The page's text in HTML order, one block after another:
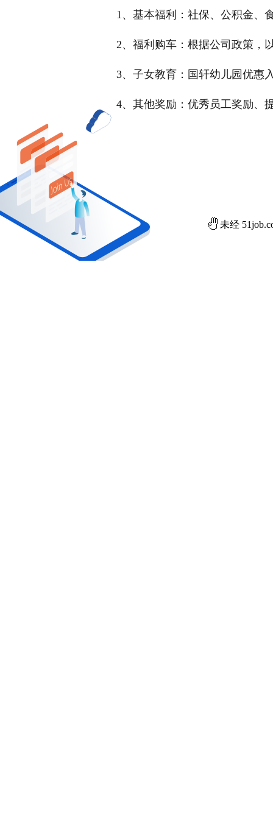
1、基本福利：社保、公积金、
2、福利购车：根据公司政策，
3、子女教育：国轩幼儿园优惠
4、其他奖励：优秀员工奖励、
未经